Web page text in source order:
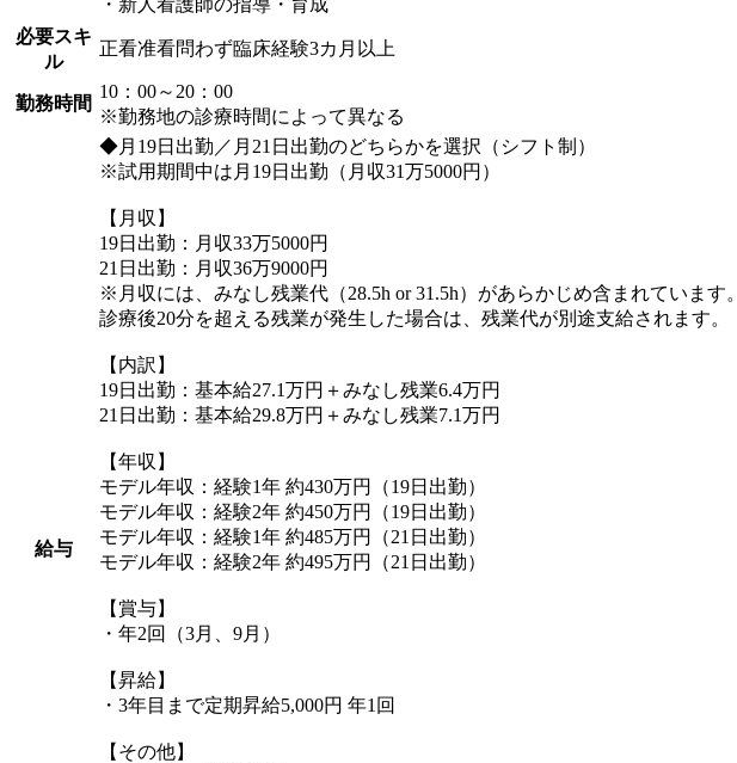
・新人看護師の指導・育成
必要スキ
ル
正看准看問わず臨床経験3カ月以上
勤務時間
10：00～20：00
※勤務地の診療時間によって異なる
給与
◆月19日出勤／月21日出勤のどちらかを選択（シフト制）
※試用期間中は月19日出勤（月収31万5000円）
【月収】
19日出勤：月収33万5000円
21日出勤：月収36万9000円
※月収には、みなし残業代（28.5h or 31.5h）があらかじめ含まれています。
診療後20分を超える残業が発生した場合は、残業代が別途支給されます。
【内訳】
19日出勤：基本給27.1万円＋みなし残業6.4万円
21日出勤：基本給29.8万円＋みなし残業7.1万円
【年収】
モデル年収：経験1年 約430万円（19日出勤）
モデル年収：経験2年 約450万円（19日出勤）
モデル年収：経験1年 約485万円（21日出勤）
モデル年収：経験2年 約495万円（21日出勤）
【賞与】
・年2回（3月、9月）
【昇給】
・3年目まで定期昇給5,000円 年1回
【その他】